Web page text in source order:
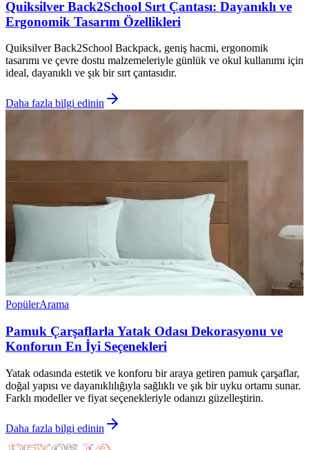
Quiksilver Back2School Sırt Çantası: Dayanıklı ve
Ergonomik Tasarım Özellikleri
Quiksilver Back2School Backpack, geniş hacmi, ergonomik
tasarımı ve çevre dostu malzemeleriyle günlük ve okul kullanımı için
ideal, dayanıklı ve şık bir sırt çantasıdır.
Daha fazla bilgi edinin
PopülerArama
Pamuk Çarşaflarla Yatak Odası Dekorasyonu ve
Konforun En İyi Seçenekleri
Yatak odasında estetik ve konforu bir araya getiren pamuk çarşaflar,
doğal yapısı ve dayanıklılığıyla sağlıklı ve şık bir uyku ortamı sunar.
Farklı modeller ve fiyat seçenekleriyle odanızı güzelleştirin.
Daha fazla bilgi edinin